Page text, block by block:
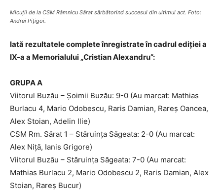
Micuţii de la CSM Râmnicu Sărat sărbătorind succesul din ultimul act. Foto:
Andrei Piţigoi.
Iată rezultatele complete înregistrate în cadrul ediţiei a
IX-a a Memorialului „Cristian Alexandru”:
GRUPA A
Viitorul Buzău – Şoimii Buzău: 9-0 (Au marcat: Mathias
Burlacu 4, Mario Odobescu, Raris Damian, Rareş Oancea,
Alex Stoian, Adelin Ilie)
CSM Rm. Sărat 1 – Stăruinţa Săgeata: 2-0 (Au marcat:
Alex Niţă, Ianis Grigore)
Viitorul Buzău – Stăruinţa Săgeata: 7-0 (Au marcat:
Mathias Burlacu 2, Mario Odobescu 2, Raris Damian, Alex
Stoian, Rareş Bucur)